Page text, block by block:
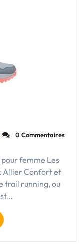
0 Commentaires
femme Les
Allier Confort et
trail running, ou